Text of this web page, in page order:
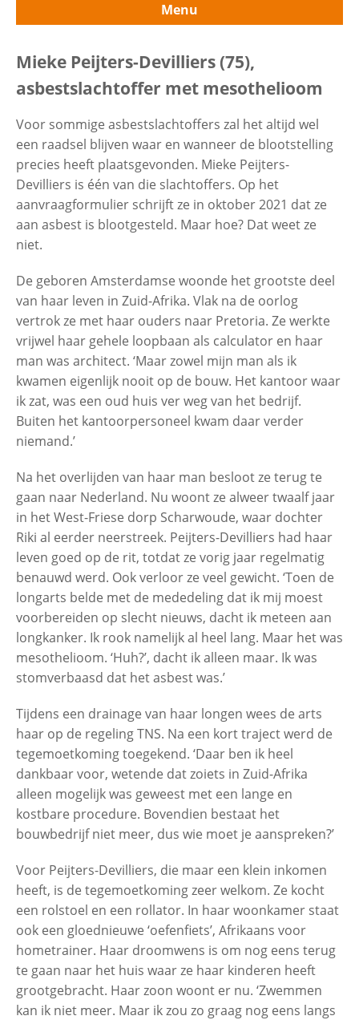
Contactgegevens
Menu
Meer persoonlijke verhalen
Ferry Berges (75), asbestslachtoffer
met mesothelioom
Henny Markenhof (76),
asbestslachtoffer met mesothelioom
Bas Bol (68), asbestslachtoffer met
asbestose
Piet Kooitje (70), slachtoffer met
‘schildersziekte’ OPS
slachtoffer met Corona, asbest- en
longkanker
Alie Schepers, asbestslachtoffer met
mesothelioom
John Jeurissen, asbestslachtoffer met
mesothelioom
Lenie Stormbroek (82),
Mieke Peijters-Devilliers (75),
asbestslachtoffer met mesothelioom
Frans van Rooijen (74),
asbestslachtoffer met asbestose
Mieke Peijters-Devilliers (75),
asbestslachtoffer met mesothelioom
Voor sommige asbestslachtoffers zal het altijd wel
een raadsel blijven waar en wanneer de blootstelling
precies heeft plaatsgevonden. Mieke Peijters-
Devilliers is één van die slachtoffers. Op het
aanvraagformulier schrijft ze in oktober 2021 dat ze
aan asbest is blootgesteld. Maar hoe? Dat weet ze
niet.
De geboren Amsterdamse woonde het grootste deel
van haar leven in Zuid-Afrika. Vlak na de oorlog
vertrok ze met haar ouders naar Pretoria. Ze werkte
vrijwel haar gehele loopbaan als calculator en haar
man was architect. ‘Maar zowel mijn man als ik
kwamen eigenlijk nooit op de bouw. Het kantoor waar
ik zat, was een oud huis ver weg van het bedrijf.
Buiten het kantoorpersoneel kwam daar verder
niemand.’
Na het overlijden van haar man besloot ze terug te
gaan naar Nederland. Nu woont ze alweer twaalf jaar
in het West-Friese dorp Scharwoude, waar dochter
Riki al eerder neerstreek. Peijters-Devilliers had haar
leven goed op de rit, totdat ze vorig jaar regelmatig
benauwd werd. Ook verloor ze veel gewicht. ‘Toen de
longarts belde met de mededeling dat ik mij moest
voorbereiden op slecht nieuws, dacht ik meteen aan
longkanker. Ik rook namelijk al heel lang. Maar het was
mesothelioom. ‘Huh?’, dacht ik alleen maar. Ik was
stomverbaasd dat het asbest was.’
Tijdens een drainage van haar longen wees de arts
haar op de regeling TNS. Na een kort traject werd de
tegemoetkoming toegekend. ‘Daar ben ik heel
dankbaar voor, wetende dat zoiets in Zuid-Afrika
alleen mogelijk was geweest met een lange en
kostbare procedure. Bovendien bestaat het
bouwbedrijf niet meer, dus wie moet je aanspreken?’
Voor Peijters-Devilliers, die maar een klein inkomen
heeft, is de tegemoetkoming zeer welkom. Ze kocht
een rolstoel en een rollator. In haar woonkamer staat
ook een gloednieuwe ‘oefenfiets’, Afrikaans voor
hometrainer. Haar droomwens is om nog eens terug
te gaan naar het huis waar ze haar kinderen heeft
grootgebracht. Haar zoon woont er nu. ‘Zwemmen
kan ik niet meer. Maar ik zou zo graag nog eens langs